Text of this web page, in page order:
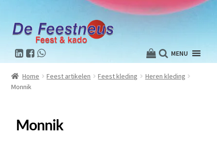
MENU
Home Feest artikelen Feest kleding
Heren kleding
Monnik
Monnik